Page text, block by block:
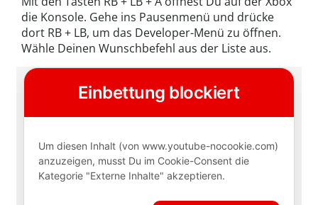
die Konsole. Gehe ins Pausenmenü und drücke
dort RB + LB, um das Developer-Menü zu öffnen.
Wähle Deinen Wunschbefehl aus der Liste aus.